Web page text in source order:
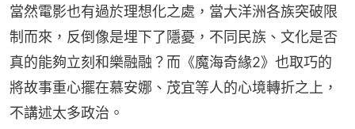
當然電影也有過於理想化之處，當大洋洲各族突破限
制而來，反倒像是埋下了隱憂，不同民族、文化是否
真的能夠立刻和樂融融？而《魔海奇緣2》也取巧的
將故事重心擺在慕安娜、茂宜等人的心境轉折之上，
不講述太多政治。